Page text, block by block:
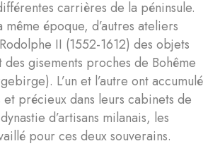
carrières de la péninsule.
même époque, d’autres ateliers
II (1552-1612) des objets
des gisements proches de Bohême
L’un et l’autre ont accumulé
précieux dans leurs cabinets de
d’artisans milanais, les
pour ces deux souverains.